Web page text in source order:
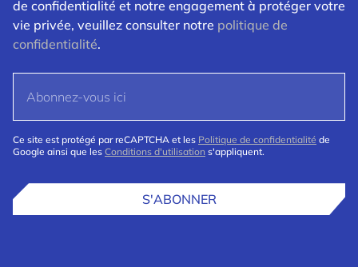
de confidentialité et notre engagement à protéger votre
vie privée, veuillez consulter notre politique de
confidentialité.
Ce site est protégé par reCAPTCHA et les Politique de confidentialité de
Google ainsi que les Conditions d'utilisation s'appliquent.
S'ABONNER